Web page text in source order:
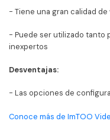
- Tiene una gran calidad de
- Puede ser utilizado tanto
inexpertos
Desventajas:
- Las opciones de
Conoce más de ImTOO